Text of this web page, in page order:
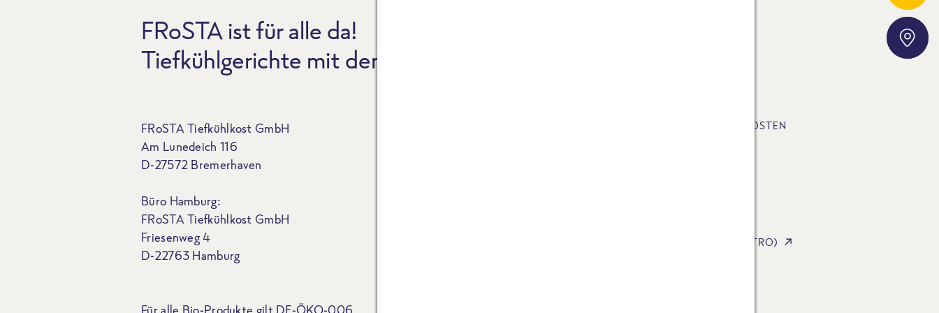
Storefinder
FRoSTA ist für alle da!
Tiefkühlgerichte mit dem Reinheitsgebot.
FRoSTA Tiefkühlkost GmbH
Am Lunedeich 116
D-27572 Bremerhaven
Büro Hamburg:
FRoSTA Tiefkühlkost GmbH
Friesenweg 4
D-22763 Hamburg
Für alle Bio-Produkte gilt DE-ÖKO-006.
ZAHLUNGSART & VERSANDKOSTEN
FROSTA FOODSERVICE (GASTRO)